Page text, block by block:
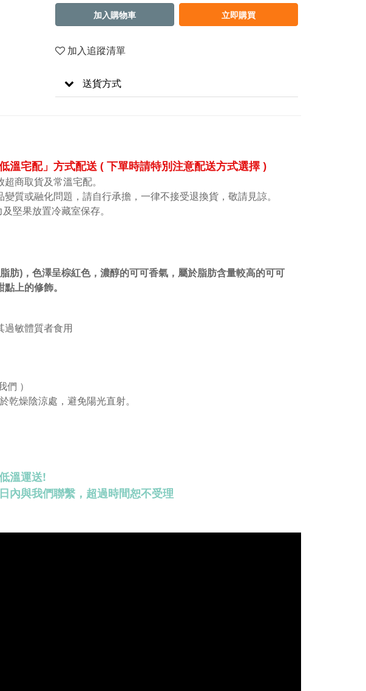
加入購物車 立即購買
加入追蹤清單
送貨方式
溫宅配」方式配送 ( 下單時請特別注意配送方式選擇 )
商取貨及常溫宅配。
質或融化問題，請自行承擔，一律不接受退換貨，敬請見諒。
堅果放置冷藏室保存。
肪)，色澤呈棕紅色，濃醇的可可香氣，屬於脂肪含量較高的可可
上的修飾。
敏體質者食用
們 ）
乾燥陰涼處，避免陽光直射。
溫運送!
內與我們聯繫，超過時間恕不受理